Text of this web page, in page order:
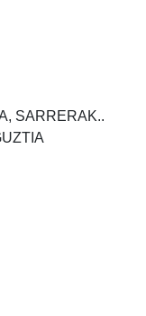
SARRERAK..